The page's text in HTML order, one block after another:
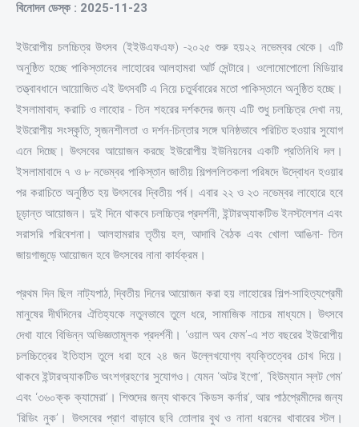
বিনোদন ডেস্ক : 2025-11-23
ইউরোপীয় চলচ্চিত্র উৎসব (ইইউএফএফ) -২০২৫ শুরু হয়২২ নভেম্বর থেকে। এটি
অনুষ্ঠিত হচ্ছে পাকিস্তানের লাহোরের আলহামরা আর্ট সেন্টারে। ওলোমোপোলো মিডিয়ার
তত্ত্বাবধানে আয়োজিত এই উৎসবটি এ নিয়ে চতুর্থবারের মতো পাকিস্তানে অনুষ্ঠিত হচ্ছে।
ইসলামাবাদ, করাচি ও লাহোর - তিন শহরের দর্শকদের জন্য এটি শুধু চলচ্চিত্র দেখা নয়,
ইউরোপীয় সংস্কৃতি, সৃজনশীলতা ও দর্শন-চিন্তার সঙ্গে ঘনিষ্ঠভাবে পরিচিত হওয়ার সুযোগ
এনে দিচ্ছে। উৎসবের আয়োজন করছে ইউরোপীয় ইউনিয়নের একটি প্রতিনিধি দল।
ইসলামাবাদে ৭ ও ৮ নভেম্বর পাকিস্তান জাতীয় শিল্পললিতকলা পরিষদে উদ্বোধন হওয়ার
পর করাচিতে অনুষ্ঠিত হয় উৎসবের দ্বিতীয় পর্ব। এবার ২২ ও ২৩ নভেম্বর লাহোরে হবে
চূড়ান্ত আয়োজন। দুই দিনে থাকবে চলচ্চিত্র প্রদর্শনী, ইন্টারঅ্যাকটিভ ইনস্টলেশন এবং
সরাসরি পরিবেশনা। আলহামরার তৃতীয় হল, আদাবি বৈঠক এবং খোলা আঙিনা- তিন
জায়গাজুড়ে আয়োজন হবে উৎসবের নানা কার্যক্রম।
প্রথম দিন ছিল নাট্যপাঠ, দ্বিতীয় দিনের আয়োজন করা হয় লাহোরের শিল্প-সাহিত্যপ্রেমী
মানুষের দীর্ঘদিনের ঐতিহ্যকে নতুনভাবে তুলে ধরে, সামাজিক নাচের মাধ্যমে। উৎসবে
দেখা যাবে বিভিন্ন অভিজ্ঞতামূলক প্রদর্শনী। ‘ওয়াল অব ফেম’-এ শত বছরের ইউরোপীয়
চলচ্চিত্রের ইতিহাস তুলে ধরা হবে ২৪ জন উল্লেখযোগ্য ব্যক্তিত্বের চোখ দিয়ে।
থাকবে ইন্টারঅ্যাকটিভ অংশগ্রহণের সুযোগও। যেমন ‘অটর ইগো’, ‘হিউম্যান স্লট গেম’
এবং ‘৩৬০ক্ক ক্যামেরা’। শিশুদের জন্য থাকবে ‘কিডস কর্নার’, আর পাঠপ্রেমীদের জন্য
‘রিডিং নুক’। উৎসবের প্রাণ বাড়াবে ছবি তোলার বুথ ও নানা ধরনের খাবারের স্টল।